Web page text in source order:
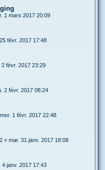
1 mars 2017 20:09
févr. 2017 17:48
2 févr. 2017 23:29
2 févr. 2017 08:24
mer. 1 févr. 2017 22:48
« mar. 31 janv. 2017 18:08
4 janv. 2017 17:43